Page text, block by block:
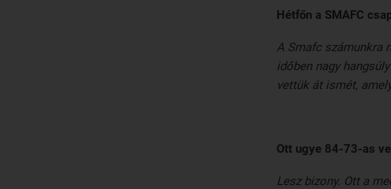
Hétfőn a SMAFC
A Smafc számunkra
időben nagy
vettük át ismét,
Ott ugye 84-73-as
Lesz bizony. Ott a